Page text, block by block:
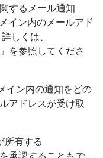
するメール通知
イン内のメールアド
しくは、
」を参照してくださ
イン内の通知をどの
アドレスが受け取
所有する